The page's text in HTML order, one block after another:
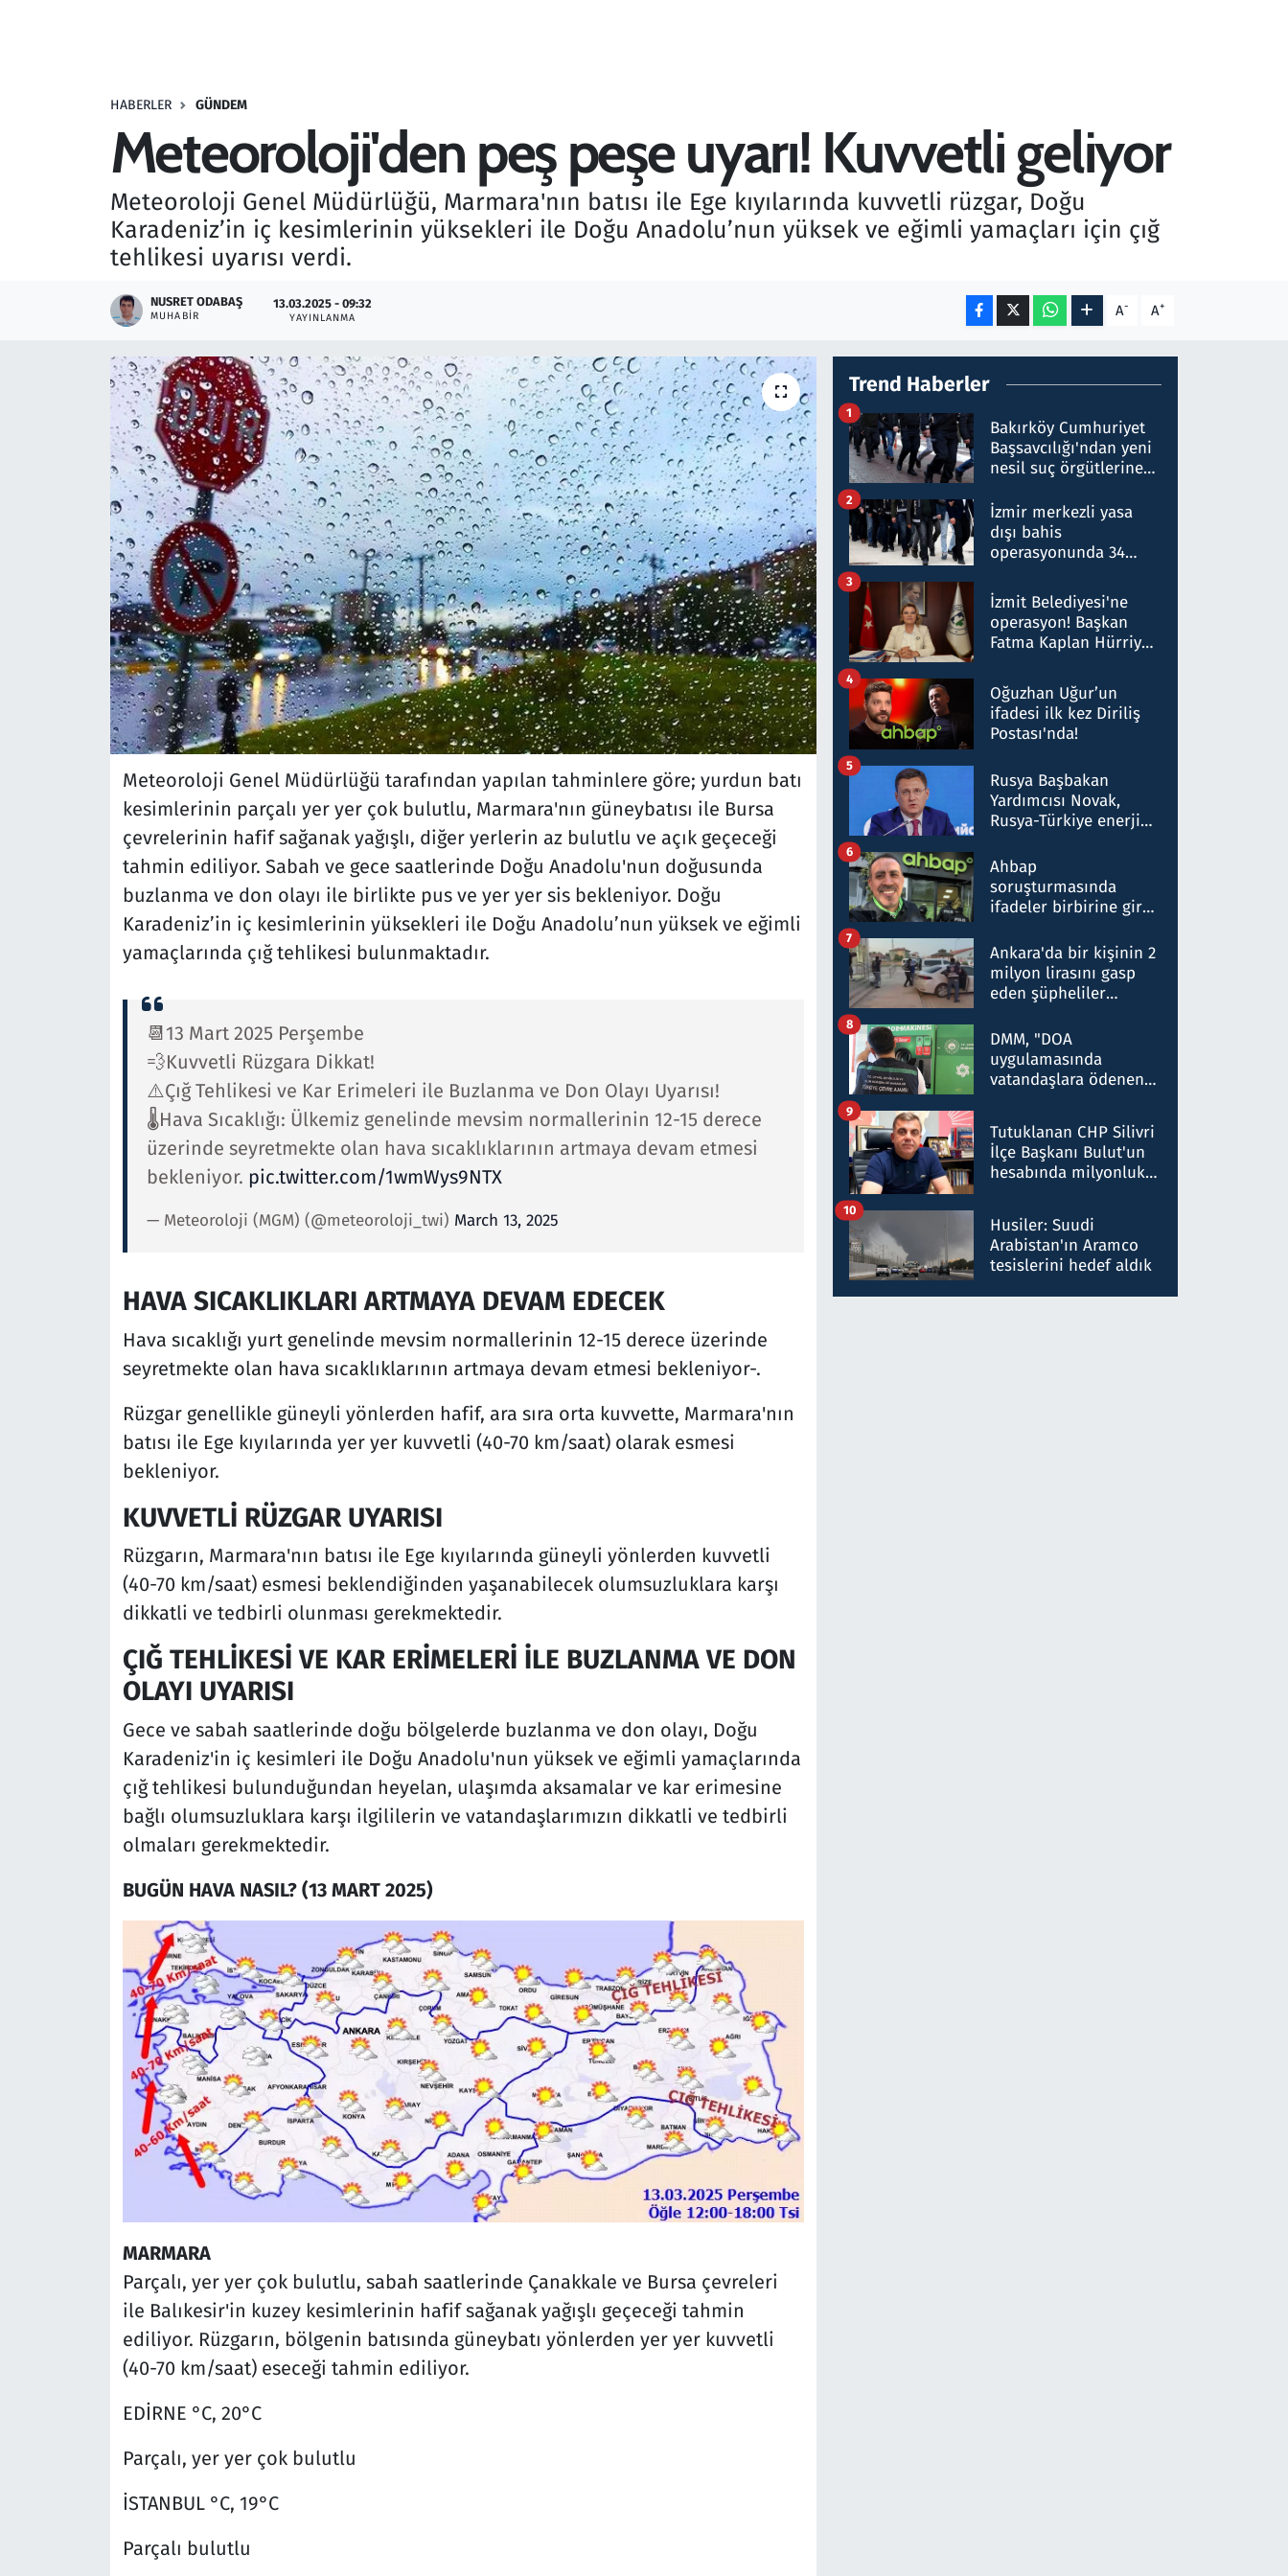
HABERLER GÜNDEM
Meteoroloji'den peş peşe uyarı! Kuvvetli geliyor
Meteoroloji Genel Müdürlüğü, Marmara'nın batısı ile Ege kıyılarında kuvvetli rüzgar, Doğu
Karadeniz’in iç kesimlerinin yüksekleri ile Doğu Anadolu’nun yüksek ve eğimli yamaçları için çığ
tehlikesi uyarısı verdi.
NUSRET ODABAŞ
MUHABIR
13.03.2025 - 09:32
YAYINLANMA A- A+
Meteoroloji Genel Müdürlüğü tarafından yapılan tahminlere göre; yurdun batı
kesimlerinin parçalı yer yer çok bulutlu, Marmara'nın güneybatısı ile Bursa
çevrelerinin hafif sağanak yağışlı, diğer yerlerin az bulutlu ve açık geçeceği
tahmin ediliyor. Sabah ve gece saatlerinde Doğu Anadolu'nun doğusunda
buzlanma ve don olayı ile birlikte pus ve yer yer sis bekleniyor. Doğu
Karadeniz’in iç kesimlerinin yüksekleri ile Doğu Anadolu’nun yüksek ve eğimli
yamaçlarında çığ tehlikesi bulunmaktadır.
📆13 Mart 2025 Perşembe
💨Kuvvetli Rüzgara Dikkat!
⚠️Çığ Tehlikesi ve Kar Erimeleri ile Buzlanma ve Don Olayı Uyarısı!
🌡️Hava Sıcaklığı: Ülkemiz genelinde mevsim normallerinin 12-15 derece
üzerinde seyretmekte olan hava sıcaklıklarının artmaya devam etmesi
bekleniyor. pic.twitter.com/1wmWys9NTX
— Meteoroloji (MGM) (@meteoroloji_twi) March 13, 2025
HAVA SICAKLIKLARI ARTMAYA DEVAM EDECEK
Hava sıcaklığı yurt genelinde mevsim normallerinin 12-15 derece üzerinde
seyretmekte olan hava sıcaklıklarının artmaya devam etmesi bekleniyor-.
Rüzgar genellikle güneyli yönlerden hafif, ara sıra orta kuvvette, Marmara'nın
batısı ile Ege kıyılarında yer yer kuvvetli (40-70 km/saat) olarak esmesi
bekleniyor.
KUVVETLİ RÜZGAR UYARISI
Rüzgarın, Marmara'nın batısı ile Ege kıyılarında güneyli yönlerden kuvvetli
(40-70 km/saat) esmesi beklendiğinden yaşanabilecek olumsuzluklara karşı
dikkatli ve tedbirli olunması gerekmektedir.
ÇIĞ TEHLİKESİ VE KAR ERİMELERİ İLE BUZLANMA VE DON
OLAYI UYARISI
Gece ve sabah saatlerinde doğu bölgelerde buzlanma ve don olayı, Doğu
Karadeniz'in iç kesimleri ile Doğu Anadolu'nun yüksek ve eğimli yamaçlarında
çığ tehlikesi bulunduğundan heyelan, ulaşımda aksamalar ve kar erimesine
bağlı olumsuzluklara karşı ilgililerin ve vatandaşlarımızın dikkatli ve tedbirli
olmaları gerekmektedir.
BUGÜN HAVA NASIL? (13 MART 2025)
MARMARA
Parçalı, yer yer çok bulutlu, sabah saatlerinde Çanakkale ve Bursa çevreleri
ile Balıkesir'in kuzey kesimlerinin hafif sağanak yağışlı geçeceği tahmin
ediliyor. Rüzgarın, bölgenin batısında güneybatı yönlerden yer yer kuvvetli
(40-70 km/saat) eseceği tahmin ediliyor.
EDİRNE °C, 20°C
Parçalı, yer yer çok bulutlu
İSTANBUL °C, 19°C
Parçalı bulutlu
Trend Haberler
Bakırköy Cumhuriyet
Başsavcılığı'ndan yeni
nesil suç örgütlerine
hakkında gözaltı kararı
1
İzmir merkezli yasa
dışı bahis
operasyonunda 34
Milyar liralık para
trafiği tespit edildi
2
İzmit Belediyesi'ne
operasyon! Başkan
Fatma Kaplan Hürriyet
3
Oğuzhan Uğur’un
ifadesi ilk kez Diriliş
Postası'nda!
4
Rusya Başbakan
Yardımcısı Novak,
Rusya-Türkiye enerji
nitelikte olduğunu
belirtti
5
Ahbap
soruşturmasında
ifadeler birbirine girdi:
ifadelerinden ortaya
çıkan tablo şok etti
6
Ankara'da bir kişinin 2
milyon lirasını gasp
eden şüpheliler
7
DMM, "DOA
uygulamasında
vatandaşlara ödenen
düşürüldüğü" iddiasını
yalanladı
8
Tutuklanan CHP Silivri
İlçe Başkanı Bulut'un
hesabında milyonluk
talimat verdi, ben
gönderdim
9
Husiler: Suudi
Arabistan'ın Aramco
tesislerini hedef aldık
10
Savunma Sanayi
Seçim 2023
Televizyon